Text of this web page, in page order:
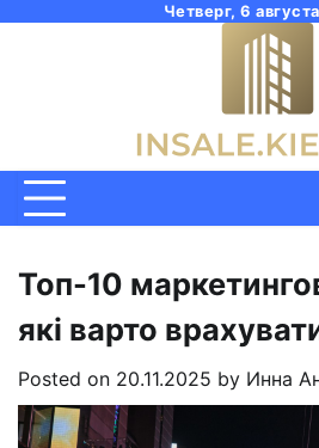
Четверг, 6
Топ-10
які варто
Posted on 20.11.2025 by Инна